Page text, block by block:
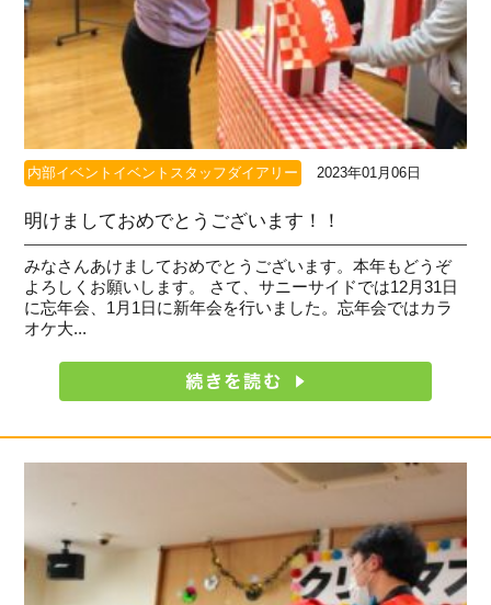
内部イベントイベントスタッフダイアリー 2023年01月06日
明けましておめでとうございます！！
みなさんあけましておめでとうございます。本年もどうぞ
よろしくお願いします。 さて、サニーサイドでは12月31日
に忘年会、1月1日に新年会を行いました。忘年会ではカラ
オケ大...